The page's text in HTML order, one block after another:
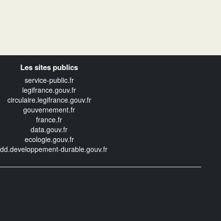
Les sites publics
service-public.fr
legifrance.gouv.fr
circulaire.legifrance.gouv.fr
gouvernement.fr
france.fr
data.gouv.fr
ecologie.gouv.fr
durable.gouv.fr